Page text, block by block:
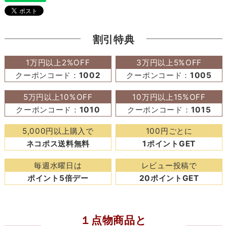
割引特典
1万円以上2%OFF
クーポンコード： 1002
3万円以上5%OFF
クーポンコード：1005
5万円以上10%OFF
クーポンコード： 1010
10万円以上15%OFF
クーポンコード： 1015
5,000円以上購入で
ネコポス送料無料
100円ごとに
1ポイントGET
毎週水曜日は
ポイント5倍デー
レビュー投稿で
20ポイントGET
１点物商品と